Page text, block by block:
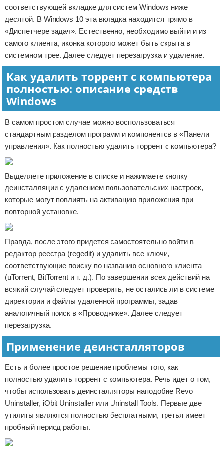
соответствующей вкладке для систем Windows ниже
десятой. В Windows 10 эта вкладка находится прямо в
«Диспетчере задач». Естественно, необходимо выйти и из
самого клиента, иконка которого может быть скрыта в
системном трее. Далее следует перезагрузка и удаление.
Как удалить торрент с компьютера
полностью: описание средств
Windows
В самом простом случае можно воспользоваться
стандартным разделом программ и компонентов в «Панели
управления». Как полностью удалить торрент с компьютера?
Выделяете приложение в списке и нажимаете кнопку
деинсталляции с удалением пользовательских настроек,
которые могут повлиять на активацию приложения при
повторной установке.
Правда, после этого придется самостоятельно войти в
редактор реестра (regedit) и удалить все ключи,
соответствующие поиску по названию основного клиента
(uTorrent, BitTorrent и т. д.). По завершении всех действий на
всякий случай следует проверить, не остались ли в системе
директории и файлы удаленной программы, задав
аналогичный поиск в «Проводнике». Далее следует
перезагрузка.
Применение деинсталляторов
Есть и более простое решение проблемы того, как
полностью удалить торрент с компьютера. Речь идет о том,
чтобы использовать деинсталляторы наподобие Revo
Uninstaller, iObit Uninstaller или Uninstall Tools. Первые две
утилиты являются полностью бесплатными, третья имеет
пробный период работы.